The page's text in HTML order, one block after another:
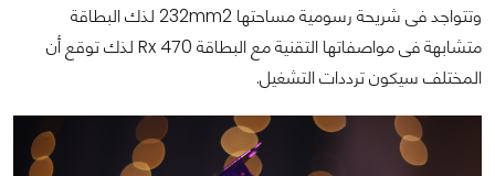
وتتواجد فى شريحة رسومية مساحتها 232mm2 لذك البطاقة
متشابهة فى مواصفاتها التقنية مع البطاقة Rx 470 لذك توقع أن
المختلف سيكون ترددات التشغيل.